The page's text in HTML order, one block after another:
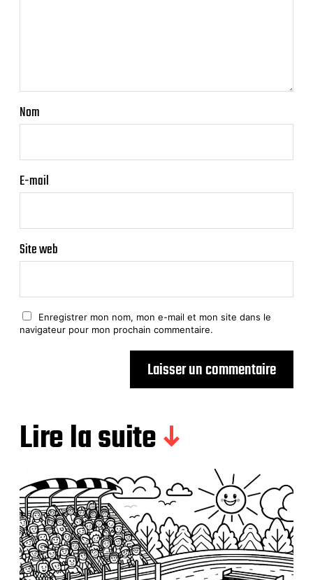
Nom
E-mail
Site web
Enregistrer mon nom, mon e-mail et mon site dans le
navigateur pour mon prochain commentaire.
Lire la suite